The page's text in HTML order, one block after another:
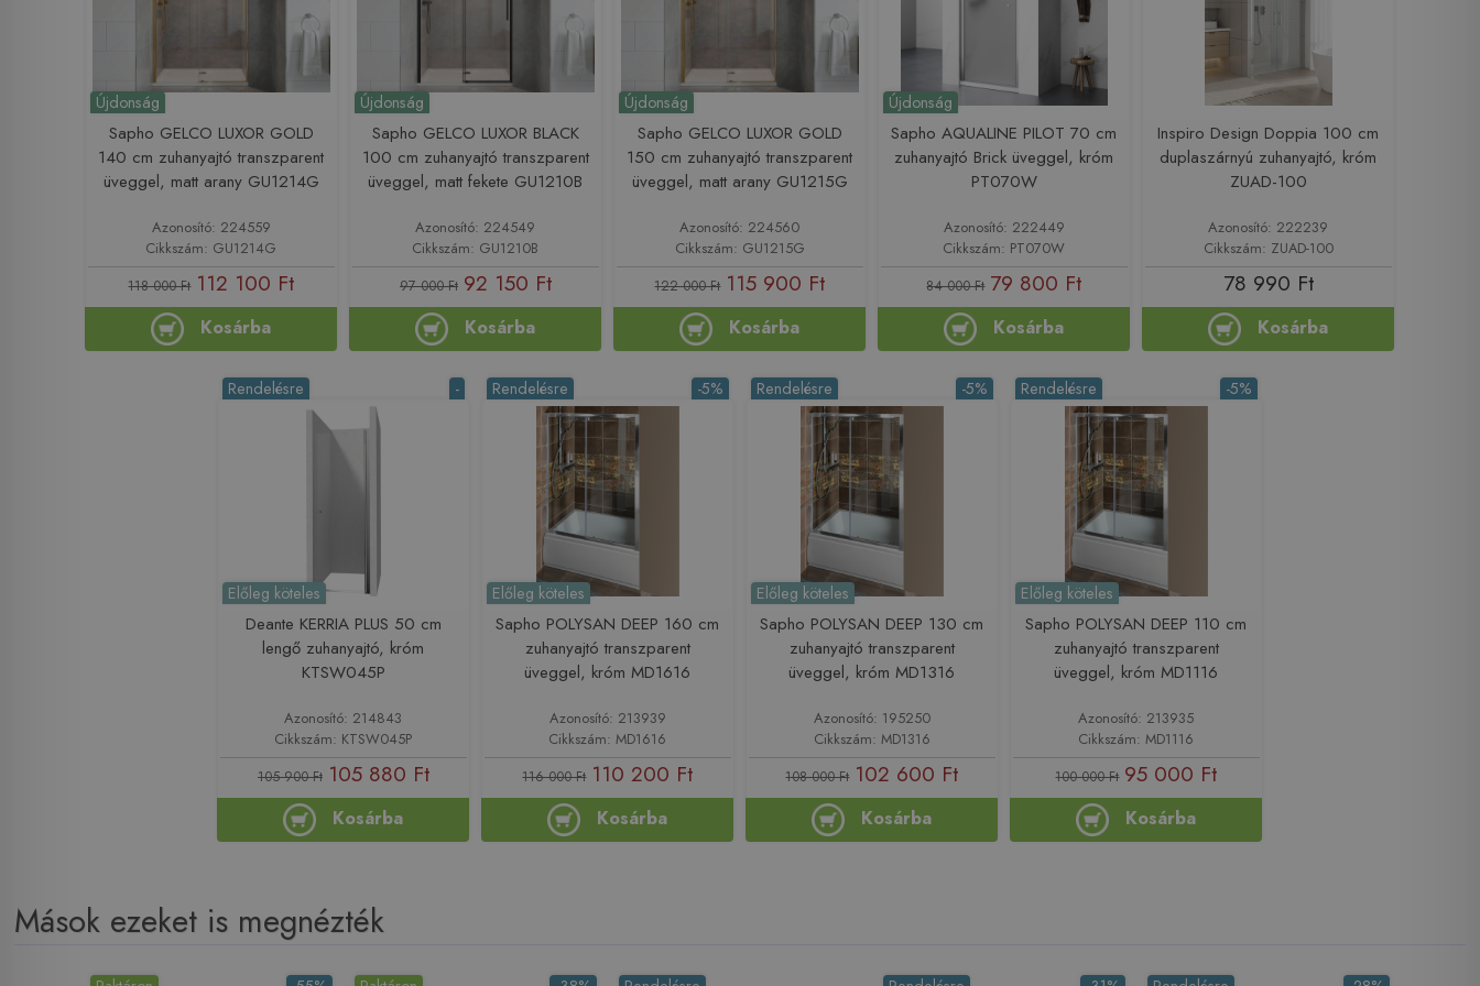
Újdonság
Sapho GELCO LUXOR GOLD
140 cm zuhanyajtó transzparent
üveggel, matt arany GU1214G
Azonosító: 224559
Cikkszám: GU1214G
118 000 Ft 112 100 Ft
Kosárba
Újdonság
Sapho GELCO LUXOR BLACK
100 cm zuhanyajtó transzparent
üveggel, matt fekete GU1210B
Azonosító: 224549
Cikkszám: GU1210B
97 000 Ft 92 150 Ft
Kosárba
Újdonság
Sapho GELCO LUXOR GOLD
150 cm zuhanyajtó transzparent
üveggel, matt arany GU1215G
Azonosító: 224560
Cikkszám: GU1215G
122 000 Ft 115 900 Ft
Kosárba
Újdonság
Sapho AQUALINE PILOT 70 cm
zuhanyajtó Brick üveggel, króm
PT070W
Azonosító: 222449
Cikkszám: PT070W
84 000 Ft 79 800 Ft
Kosárba
Inspiro Design Doppia 100 cm
duplaszárnyú zuhanyajtó, króm
ZUAD-100
Azonosító: 222239
Cikkszám: ZUAD-100
78 990 Ft
Kosárba
-
Rendelésre
Előleg köteles
Deante KERRIA PLUS 50 cm
lengő zuhanyajtó, króm
KTSW045P
Azonosító: 214843
Cikkszám: KTSW045P
105 900 Ft 105 880 Ft
Kosárba
-5%
Rendelésre
Előleg köteles
Sapho POLYSAN DEEP 160 cm
zuhanyajtó transzparent
üveggel, króm MD1616
Azonosító: 213939
Cikkszám: MD1616
116 000 Ft 110 200 Ft
Kosárba
-5%
Rendelésre
Előleg köteles
Sapho POLYSAN DEEP 130 cm
zuhanyajtó transzparent
üveggel, króm MD1316
Azonosító: 195250
Cikkszám: MD1316
108 000 Ft 102 600 Ft
Kosárba
-5%
Rendelésre
Előleg köteles
Sapho POLYSAN DEEP 110 cm
zuhanyajtó transzparent
üveggel, króm MD1116
Azonosító: 213935
Cikkszám: MD1116
100 000 Ft 95 000 Ft
Kosárba
Mások ezeket is megnézték